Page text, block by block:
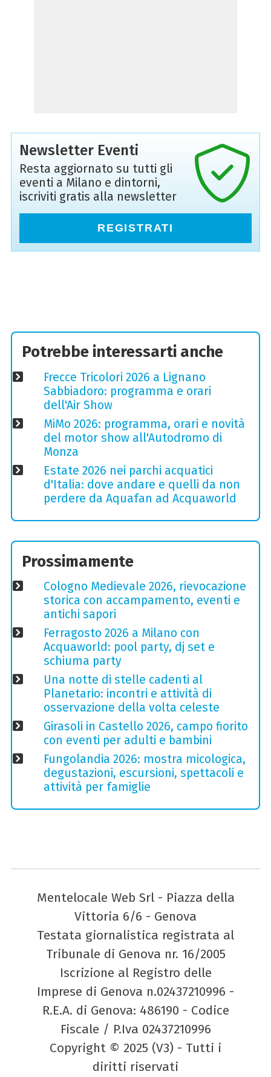
Newsletter Eventi
Resta aggiornato su tutti gli
eventi a Milano e dintorni,
iscriviti gratis alla newsletter
REGISTRATI
Potrebbe interessarti anche
Frecce Tricolori 2026 a Lignano
Sabbiadoro: programma e orari
dell'Air Show
MiMo 2026: programma, orari e novità
del motor show all'Autodromo di
Monza
Estate 2026 nei parchi acquatici
d'Italia: dove andare e quelli da non
perdere da Aquafan ad Acquaworld
Prossimamente
Cologno Medievale 2026, rievocazione
storica con accampamento, eventi e
antichi sapori
Ferragosto 2026 a Milano con
Acquaworld: pool party, dj set e
schiuma party
Una notte di stelle cadenti al
Planetario: incontri e attività di
osservazione della volta celeste
Girasoli in Castello 2026, campo fiorito
con eventi per adulti e bambini
Fungolandia 2026: mostra micologica,
degustazioni, escursioni, spettacoli e
attività per famiglie
Mentelocale Web Srl - Piazza della
Vittoria 6/6 - Genova
Testata giornalistica registrata al
Tribunale di Genova nr. 16/2005
Iscrizione al Registro delle
Imprese di Genova n.02437210996 -
R.E.A. di Genova: 486190 - Codice
Fiscale / P.Iva 02437210996
Copyright © 2025 (V3) - Tutti i
diritti riservati